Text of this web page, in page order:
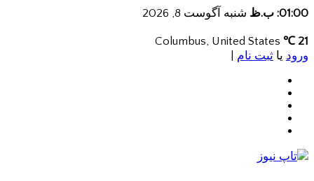
01:00: ب.ظ شنبه آگوست 8, 2026
21 ℃
ورود یا ثبت نام